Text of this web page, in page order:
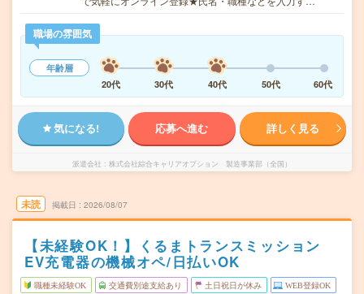
職場の雰囲気
年齢層
20代
30代 40代 50代 60代
気になる! 応募へ進む 詳しく見る
派遣会社 株式会社綜合キャリアオプション 製造事業部（全国）
未読 掲載日 2026/08/07
【未経験OK！】くるまトランスミッション
EV充電器の機械オペ/日払いOK
職種未経験OK 交通費別途支給あり 土日祝日が休み WEB登録OK